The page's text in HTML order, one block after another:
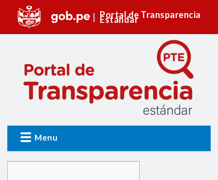
Portal de Transparencia
Estándar
Menu